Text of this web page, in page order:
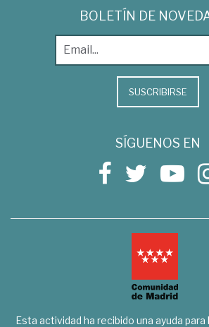
BOLETÍN DE
SUSCRIBIRSE
SÍGUENOS EN
Esta actividad ha recibido una ayuda